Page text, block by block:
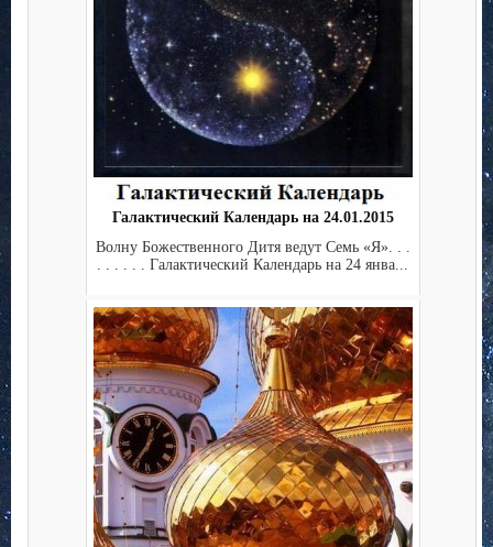
Галактический Календарь на 24.01.2015
Волну Божественного Дитя ведут Семь «Я». . .
. . . . . . Галактический Календарь на 24 янва...